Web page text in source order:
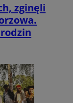
zginęli